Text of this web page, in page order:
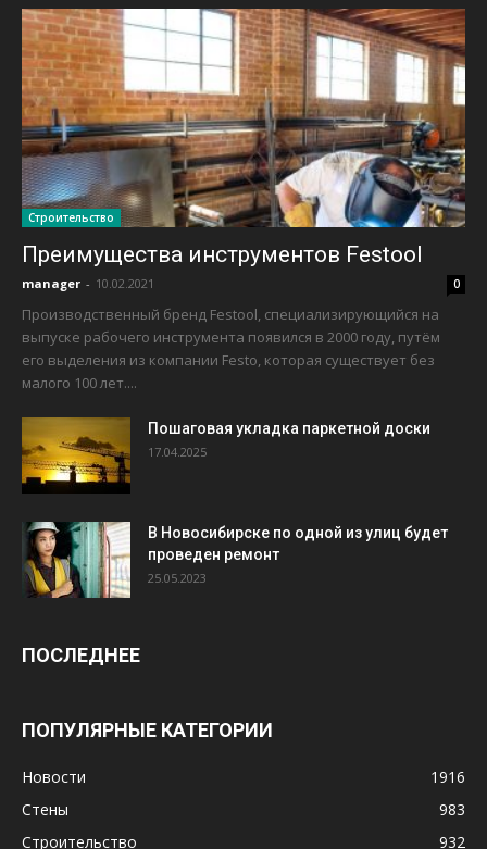
Строительство
Преимущества инструментов Festool
manager - 10.02.2021 0
Производственный бренд Festool, специализирующийся на
выпуске рабочего инструмента появился в 2000 году, путём
его выделения из компании Festo, которая существует без
малого 100 лет....
Пошаговая укладка паркетной доски
17.04.2025
В Новосибирске по одной из улиц будет
проведен ремонт
25.05.2023
ПОСЛЕДНЕЕ
ПОПУЛЯРНЫЕ КАТЕГОРИИ
Новости
1916
Стены
983
Строительство
932